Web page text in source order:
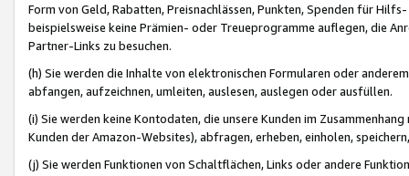
Form von Geld, Rabatten, Preisnachlässen, Punkten, Spenden für
beispielsweise keine Prämien- oder Treueprogramme auflegen, die
Partner-Links zu besuchen.
(h) Sie werden die Inhalte von elektronischen Formularen oder
abfangen, aufzeichnen, umleiten, auslesen, auslegen oder ausfüllen.
(i) Sie werden keine Kontodaten, die unsere Kunden im
Kunden der Amazon-Websites), abfragen, erheben, einholen,
(j) Sie werden Funktionen von Schaltflächen, Links oder andere